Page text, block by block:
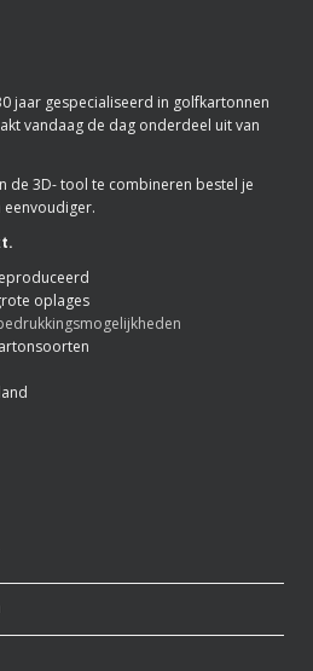
jaar gespecialiseerd in golfkartonnen
vandaag de dag onderdeel uit van
de 3D- tool te combineren bestel je
eenvoudiger.
oplages